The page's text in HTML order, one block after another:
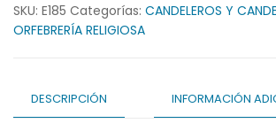
SKU: E185 Categorías: CANDELEROS Y
ORFEBRERÍA RELIGIOSA
DESCRIPCIÓN INFORMACIÓN